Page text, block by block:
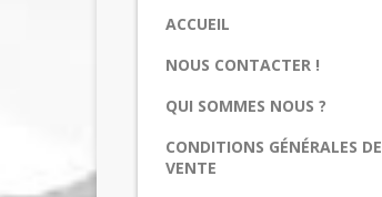
ACCUEIL
NOUS CONTACTER !
QUI SOMMES NOUS ?
CONDITIONS GÉNÉRALES DE
VENTE